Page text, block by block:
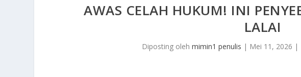
AWAS CELAH HUKUM! INI
LALAI
Diposting olehmimin1 penulis | Mei 11, 2026 |